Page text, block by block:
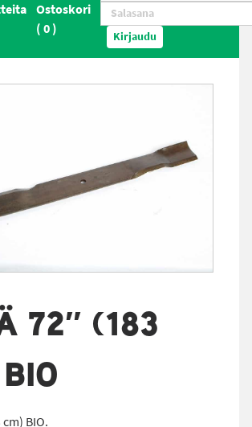
Ostoskori
(0) Kirjaudu
72″ (183
BIO.